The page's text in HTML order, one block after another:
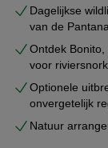
Dagelijkse
van de
Ontdek
voor
Optionele
onvergetelijk
Natuur